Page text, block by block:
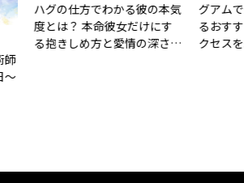
ハグの仕方でわかる彼の本気
度とは？ 本命彼女だけにす
る抱きしめ方と愛情の深さ診
断
グアムでステ
るおすすめ店
クセスを紹